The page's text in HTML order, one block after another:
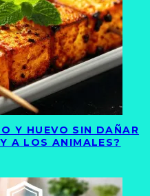
Y HUEVO SIN DAÑAR
A LOS ANIMALES?